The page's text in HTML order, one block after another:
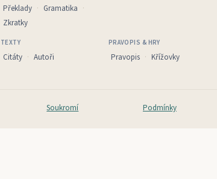
Překlady
Gramatika
Zkratky
TEXTY
Citáty Autoři
PRAVOPIS & HRY
Pravopis Křížovky
Soukromí Podmínky